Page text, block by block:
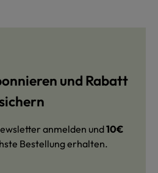
und Rabatt
anmelden und10€
Bestellung erhalten.